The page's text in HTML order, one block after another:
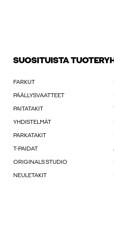
SUOSITUISTA
FARKUT
PÄÄLLYSVAATTEET
PAITATAKIT
YHDISTELMÄT
PARKATAKIT
T-PAIDAT
ORIGINALS STUDIO
NEULETAKIT